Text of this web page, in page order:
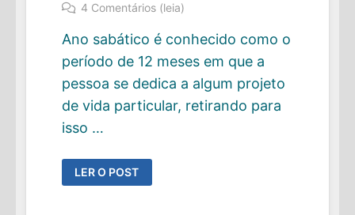
4 Comentários (leia)
Ano sabático é conhecido como o
período de 12 meses em que a
pessoa se dedica a algum projeto
de vida particular, retirando para
isso …
PERÍODO
SABÁTICO:
UM
LER O POST